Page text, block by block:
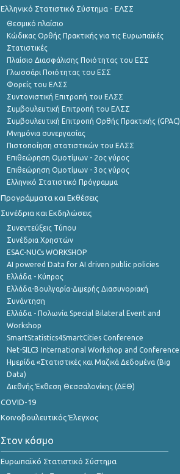
Ελληνικό Στατιστικό Σύστημα - ΕΛΣΣ
Θεσμικό πλαίσιο
Κώδικας Ορθής Πρακτικής για τις Ευρωπαϊκές
Στατιστικές
Πλαίσιο Διασφάλισης Ποιότητας του ΕΣΣ
Γλωσσάρι Ποιότητας του ΕΣΣ
Φορείς του ΕΛΣΣ
Συντονιστική Επιτροπή του ΕΛΣΣ
Συμβουλευτική Επιτροπή του ΕΛΣΣ
Συμβουλευτική Επιτροπή Ορθής Πρακτικής (GPAC)
Μνημόνια συνεργασίας
Πιστοποίηση στατιστικών του ΕΛΣΣ
Επιθεώρηση Ομοτίμων - 2ος γύρος
Επιθεώρηση Ομοτίμων - 3ος γύρος
Ελληνικό Στατιστικό Πρόγραμμα
Προγράμματα και Εκθέσεις
Συνέδρια και Εκδηλώσεις
Συνεντεύξεις Τύπου
Συνέδρια Χρηστών
ESAC-NUCs WORKSHOP
AI powered Data for AI driven public policies
Ελλάδα - Κύπρος
Ελλάδα-Βουλγαρία-Διμερής Διασυνοριακή
Συνάντηση
Ελλάδα - Πολωνία Special Bilateral Event and
Workshop
SmartStatistics4SmartCities Conference
Net-SILC3 International Workshop and Conference
Ημερίδα «Στατιστικές και Μαζικά Δεδομένα (Big
Data)
Διεθνής Έκθεση Θεσσαλονίκης (ΔΕΘ)
COVID-19
Κοινοβουλευτικός Έλεγχος
Στον κόσμο
Ευρωπαϊκό Στατιστικό Σύστημα